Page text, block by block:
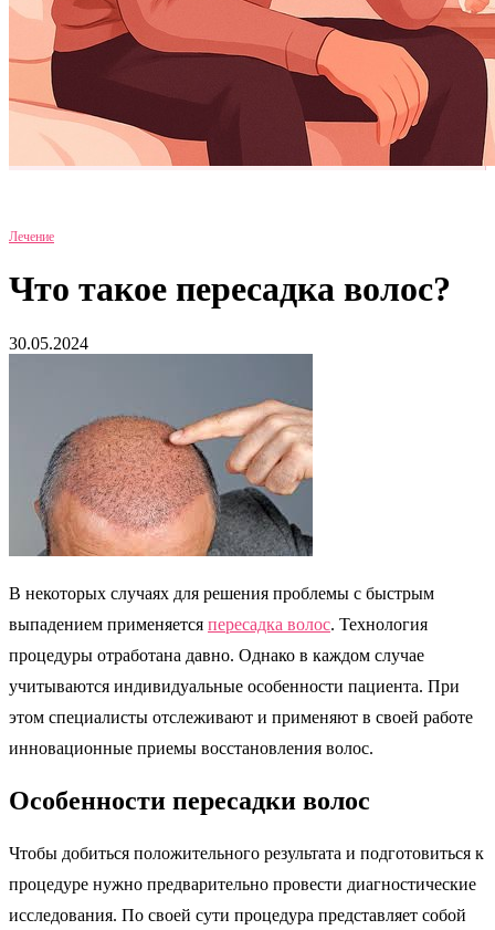
Лечение
Что такое пересадка волос?
30.05.2024
В некоторых случаях для решения проблемы с быстрым
выпадением применяется пересадка волос. Технология
процедуры отработана давно. Однако в каждом случае
учитываются индивидуальные особенности пациента. При
этом специалисты отслеживают и применяют в своей работе
инновационные приемы восстановления волос.
Особенности пересадки волос
Чтобы добиться положительного результата и подготовиться к
процедуре нужно предварительно провести диагностические
исследования. По своей сути процедура представляет собой